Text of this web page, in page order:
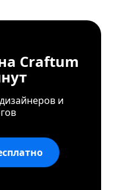
Craftum
и